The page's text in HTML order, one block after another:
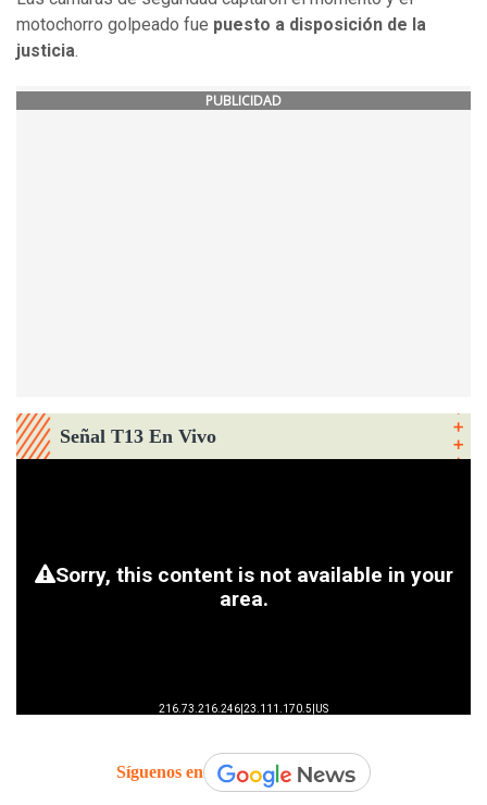
motochorro golpeado fue puesto a disposición de la
justicia
PUBLICIDAD
Señal T13 En Vivo
Síguenos en